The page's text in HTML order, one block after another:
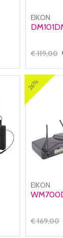
EIKON
€ 119,00
26%
EIKON
€ 169,00